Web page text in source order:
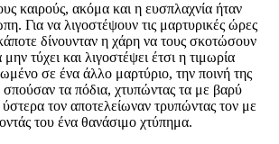
καιρούς, ακόμα και η ευσπλαχνία ήταν
Για να λιγοστέψουν τις μαρτυρικές ώρες
δίνουνταν η χάρη να τους σκοτώσουν
τύχει και λιγοστέψει έτσι η τιμωρία
σε ένα άλλο μαρτύριο, την ποινή της
τα πόδια, χτυπώντας τα με βαρύ
τον αποτελείωναν τρυπώντας τον με
του ένα θανάσιμο χτύπημα.